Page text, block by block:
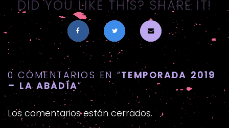
DID YOU LIKE THIS? SHARE IT!
0 COMENTARIOS EN “TEMPORADA 2019
– LA ABADÍA”
Los comentarios están cerrados.